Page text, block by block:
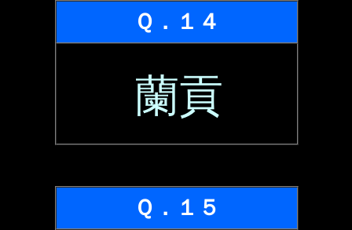
Ｑ．１４
蘭貢
Ｑ．１５